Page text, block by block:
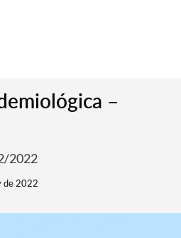
–
2022
de 2022